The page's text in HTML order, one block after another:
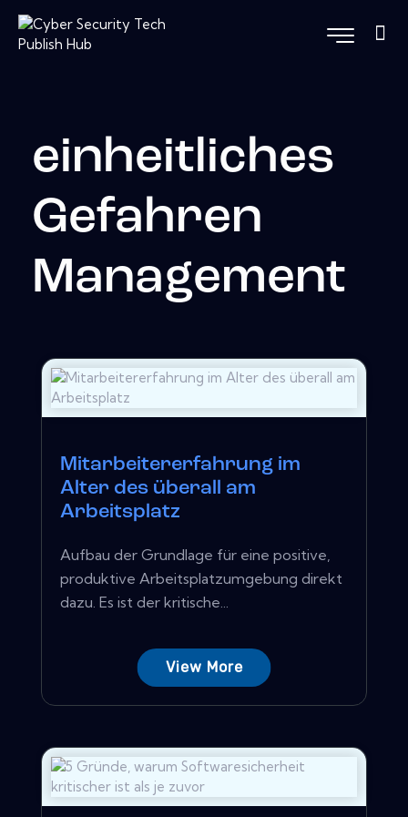
einheitliches
Gefahren
Management
Mitarbeitererfahrung im
Alter des überall am
Arbeitsplatz
Aufbau der Grundlage für eine positive,
produktive Arbeitsplatzumgebung direkt
dazu. Es ist der kritische...
View More